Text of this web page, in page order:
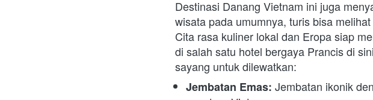
Destinasi Danang Vietnam ini juga
wisata pada umumnya, turis bisa
Cita rasa kuliner lokal dan Eropa siap
di salah satu hotel bergaya Prancis di
sayang untuk dilewatkan:
Jembatan Emas: Jembatan ikonik